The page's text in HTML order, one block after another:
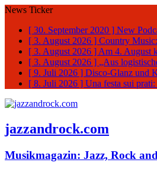
News Ticker
[ 30. September 2020 ] New
[ 3. August 2026 ] Country
[ 3. August 2026 ] Am 4. August
[ 3. August 2026 ] „Aus
[ 9. Juli 2026 ] Disco-Glanz und
[ 8. Juli 2026 ] Una festa sui
jazzandrock.com
Musikmagazin: Jazz, Rock